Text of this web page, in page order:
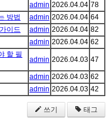
admin 2026.04.04 78
방법 admin 2026.04.04 64
이드 admin 2026.04.04 82
admin 2026.04.04 62
할 필
admin 2026.04.03 47
admin 2026.04.03 62
admin 2026.04.03 42
쓰기 태그